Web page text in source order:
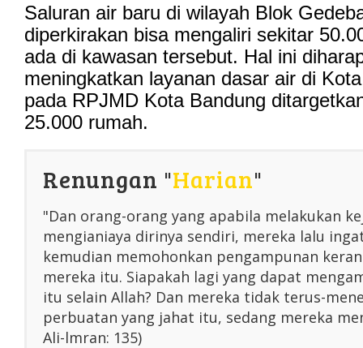
Saluran air baru di wilayah Blok
diperkirakan bisa mengaliri sekitar
ada di kawasan tersebut. Hal ini
meningkatkan layanan dasar air di
pada RPJMD Kota Bandung
25.000 rumah.
Renungan "Harian"
"Dan orang-orang yang apabila melakukan
mengianiaya dirinya sendiri, mereka lalu
kemudian memohonkan pengampunan
mereka itu. Siapakah lagi yang dapat
itu selain Allah? Dan mereka tidak terus-
perbuatan yang jahat itu, sedang mereka
Ali-lmran: 135)